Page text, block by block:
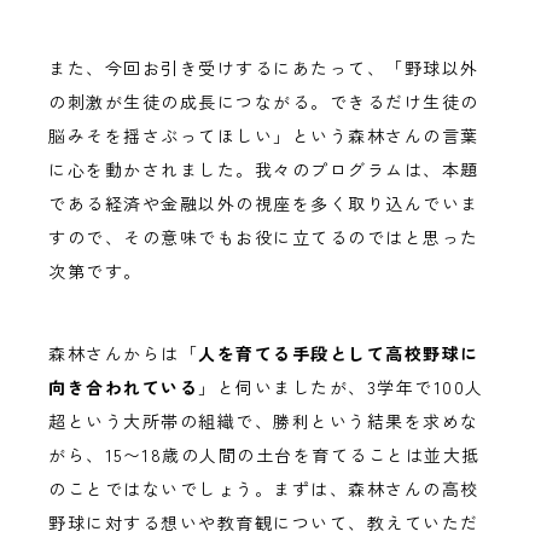
また、今回お引き受けするにあたって、「野球以外
の刺激が生徒の成長につながる。できるだけ生徒の
脳みそを揺さぶってほしい」という森林さんの言葉
に心を動かされました。我々のプログラムは、本題
である経済や金融以外の視座を多く取り込んでいま
すので、その意味でもお役に立てるのではと思った
次第です。
森林さんからは「人を育てる手段として高校野球に
向き合われている 」と伺いましたが、3学年で100人
超という大所帯の組織で、勝利という結果を求めな
がら、15〜18歳の人間の土台を育てることは並大抵
のことではないでしょう。まずは、森林さんの高校
野球に対する想いや教育観について、教えていただ